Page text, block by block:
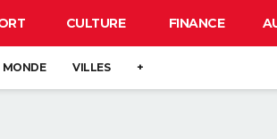
CULTURE FINANCE
MONDE VILLES +